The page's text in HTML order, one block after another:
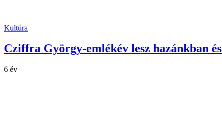
Kultúra
Cziffra György-emlékév lesz hazánkban
6 év